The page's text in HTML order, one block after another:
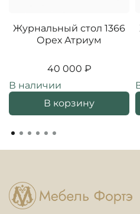
Журнальный стол 1366
Орех Атриум
40 000 ₽
В наличии
В корзину